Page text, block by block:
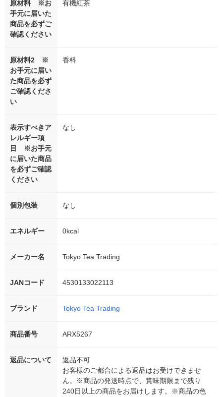
原材料 ※お
手元に届いた
商品を必ずご
確認ください
有機紅茶
原材料2 ※
お手元に届い
た商品を必ず
ご確認くださ
い
香料
表示すべきア
レルギー項
目 ※お手元
に届いた商品
を必ずご確認
ください
なし
個別包装 なし
エネルギー 0kcal
メーカー名 Tokyo Tea Trading
JANコード 4530133022113
ブランド Tokyo Tea Trading
商品番号 ARX5267
返品について
返品不可
お客様のご都合による返品はお受けできませ
ん。※商品の発送時点で、賞味期限まで残り
240日以上の商品をお届けします。※商品の色